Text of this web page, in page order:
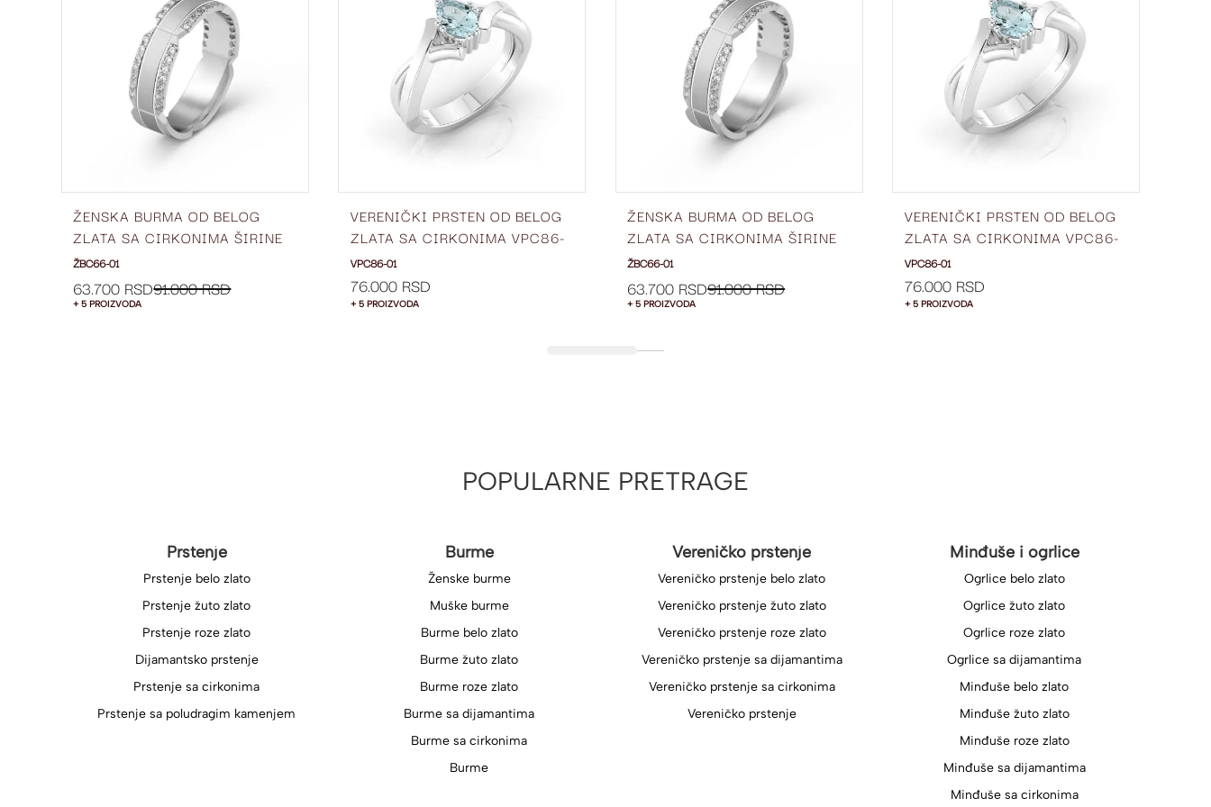
ŽENSKA BURMA OD BELOG
ZLATA SA CIRKONIMA ŠIRINE
6 MM ŽBC66-01
ŽBC66-01
63.700 RSD91.000 RSD
+ 5 PROIZVODA
VERENIČKI PRSTEN OD BELOG
ZLATA SA CIRKONIMA VPC86-
01
VPC86-01
76.000 RSD
+ 5 PROIZVODA
ŽENSKA BURMA OD BELOG
ZLATA SA CIRKONIMA ŠIRINE
6 MM ŽBC66-01
ŽBC66-01
63.700 RSD91.000 RSD
+ 5 PROIZVODA
VERENIČKI PRSTEN OD BELOG
ZLATA SA CIRKONIMA VPC86-
01
VPC86-01
76.000 RSD
+ 5 PROIZVODA
POPULARNE PRETRAGE
Prstenje
Prstenje belo zlato
Prstenje žuto zlato
Prstenje roze zlato
Dijamantsko prstenje
Prstenje sa cirkonima
Prstenje sa poludragim kamenjem
Burme
Ženske burme
Muške burme
Burme belo zlato
Burme žuto zlato
Burme roze zlato
Burme sa dijamantima
Burme sa cirkonima
Burme
Vereničko prstenje
Vereničko prstenje belo zlato
Vereničko prstenje žuto zlato
Vereničko prstenje roze zlato
Vereničko prstenje sa dijamantima
Vereničko prstenje sa cirkonima
Vereničko prstenje
Minđuše i ogrlice
Ogrlice belo zlato
Ogrlice žuto zlato
Ogrlice roze zlato
Ogrlice sa dijamantima
Minđuše belo zlato
Minđuše žuto zlato
Minđuše roze zlato
Minđuše sa dijamantima
Minđuše sa cirkonima